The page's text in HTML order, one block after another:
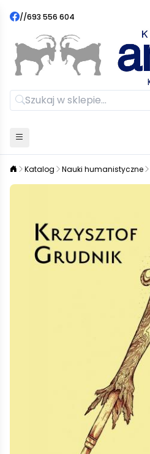
//693 556 604
Katalog Nauki humanistyczne